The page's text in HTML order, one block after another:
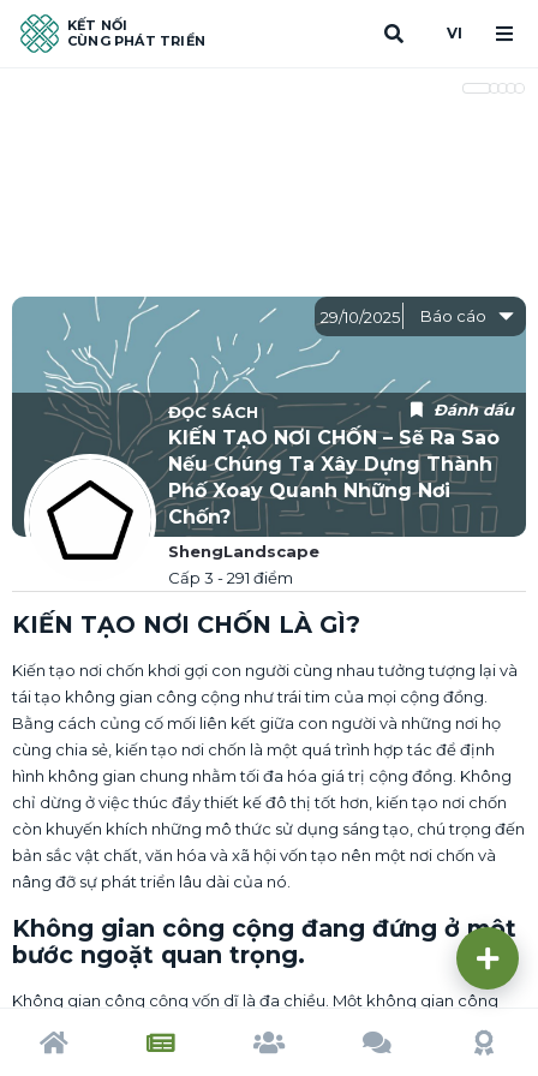
KẾT NỐI
CÙNG PHÁT TRIỂN
VI
ShengLandscape
Cấp 3 - 291 điểm
Đánh dấu
ĐỌC SÁCH
KIẾN TẠO NƠI CHỐN – Sẽ Ra Sao
Nếu Chúng Ta Xây Dựng Thành
Phố Xoay Quanh Những Nơi
Chốn?
29/10/2025 Báo cáo
KIẾN TẠO NƠI CHỐN LÀ GÌ?
Kiến tạo nơi chốn khơi gợi con người cùng nhau tưởng tượng lại và
tái tạo không gian công cộng như trái tim của mọi cộng đồng.
Bằng cách củng cố mối liên kết giữa con người và những nơi họ
cùng chia sẻ, kiến tạo nơi chốn là một quá trình hợp tác để định
hình không gian chung nhằm tối đa hóa giá trị cộng đồng. Không
chỉ dừng ở việc thúc đẩy thiết kế đô thị tốt hơn, kiến tạo nơi chốn
còn khuyến khích những mô thức sử dụng sáng tạo, chú trọng đến
bản sắc vật chất, văn hóa và xã hội vốn tạo nên một nơi chốn và
nâng đỡ sự phát triển lâu dài của nó.
Không gian công cộng đang đứng ởmột
bước ngoặt quan trọng.
Không gian công cộng vốn dĩ là đa chiều. Một không gian công
cộng thành công và đích thực là nơi được nhiều nhóm người khác
nhau sử dụng, với nhiều mục đích khác nhau, vào nhiều thời điểm
Trang chủ Tạp chí Cộng đồng Cố vấn Dấu ấn